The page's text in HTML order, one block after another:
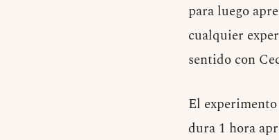
para luego
cualquier
sentido con
El
dura 1 hora